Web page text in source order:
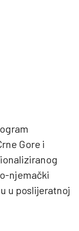
Gore i
njemački
u poslijeratnoj